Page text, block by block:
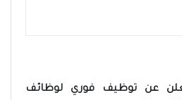
عن توظيف فوري لوظائف